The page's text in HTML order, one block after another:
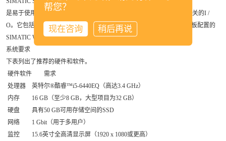
是易于使用的工程系统，用于小型模块化SIMATIC S7-1200控制器和相关的I /
O。它包括用于模拟S7-1200 CPU的S7-PLCSIM和用于SIMATIC基本面板配置的
SIMATIC WinCC Basic。
系统要求
下表列出了推荐的硬件和软件。
硬件软件
需求
处理器
英特尔®酷睿™i5-6440EQ（高达3.4 GHz）
内存
16 GB（至少8 GB，大型项目为32 GB）
硬盘
具有50 GB可用存储空间的SSD
网络
1 Gbit（用于多用户）
监控
15.6英寸全高清显示屏（1920 x 1080或更高）
帮您？
现在咨询 稍后再说